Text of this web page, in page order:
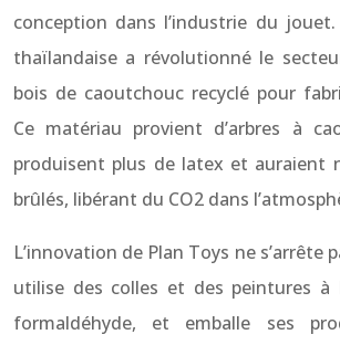
conception dans l’industrie du
thaïlandaise a révolutionné le
bois de caoutchouc recyclé pour
Ce matériau provient d’arbres à
produisent plus de latex et auraient
brûlés, libérant du CO2 dans
L’innovation de Plan Toys ne s’arrête
utilise des colles et des peintures à
formaldéhyde, et emballe ses